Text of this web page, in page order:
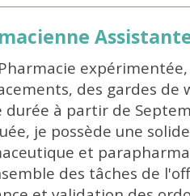
des gardes de
durée à partir de
je possède une
et
des tâches de